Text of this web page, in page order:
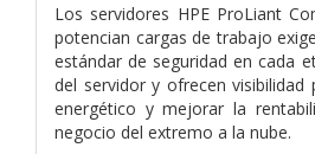
Los servidores HPE ProLiant
potencian cargas de trabajo
estándar de seguridad en cada
del servidor y ofrecen visibilidad
energético y mejorar la
negocio del extremo a la nube.